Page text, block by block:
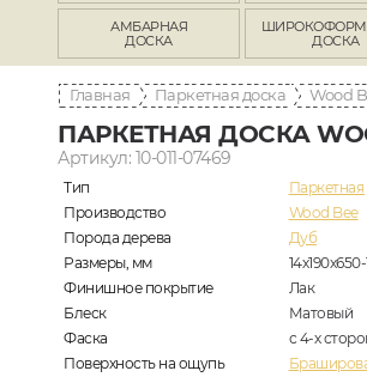
АМБАРНАЯ
ДОСКА
ДОСКА
Главная Паркетная доска Wood
ПАРКЕТНАЯ ДОСКА
Артикул: 10-011-07469
Тип
Паркетная
Производство
Wood Bee
Порода дерева
Дуб
Размеры, мм
Финишное покрытие
Лак
Блеск
Матовый
Фаска
с 4-х
Поверхность на ощупь